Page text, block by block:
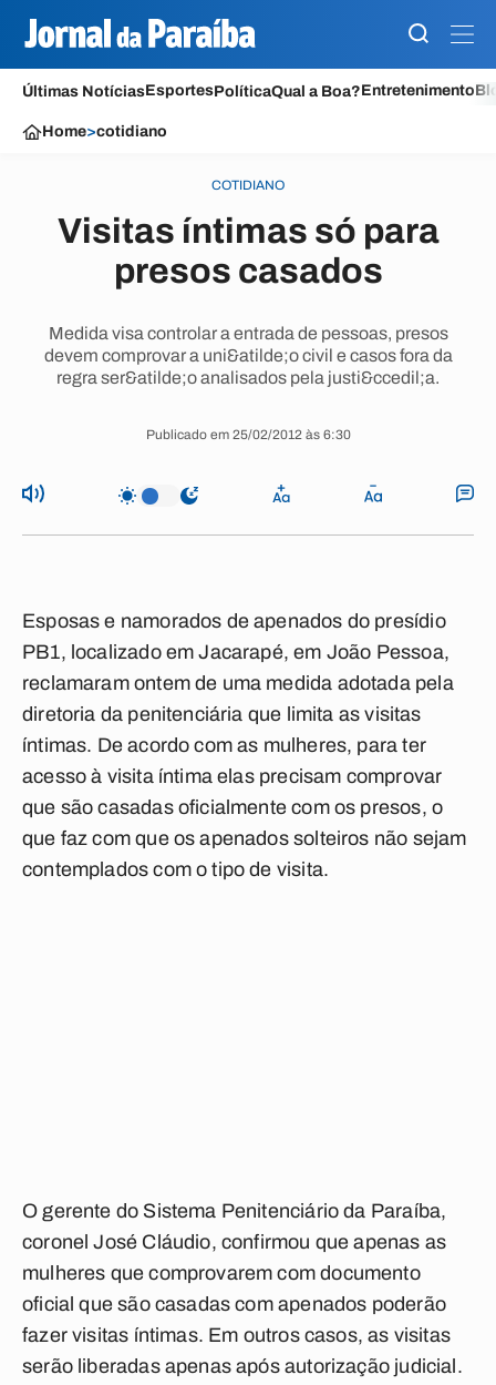
Últimas NotíciasEsportesPolíticaQual a Boa?Entretenimento
Home>cotidiano
COTIDIANO
Visitas íntimas só para
presos casados
Medida visa controlar a entrada de pessoas, presos
devem comprovar a uni&atilde;o civil e casos fora da
regra ser&atilde;o analisados pela justi&ccedil;a.
Publicado em 25/02/2012 às 6:30
Esposas e namorados de apenados do presídio
PB1, localizado em Jacarapé, em João Pessoa,
reclamaram ontem de uma medida adotada pela
diretoria da penitenciária que limita as visitas
íntimas. De acordo com as mulheres, para ter
acesso à visita íntima elas precisam comprovar
que são casadas oficialmente com os presos, o
que faz com que os apenados solteiros não sejam
contemplados com o tipo de visita.
O gerente do Sistema Penitenciário da Paraíba,
coronel José Cláudio, confirmou que apenas as
mulheres que comprovarem com documento
oficial que são casadas com apenados poderão
fazer visitas íntimas. Em outros casos, as visitas
serão liberadas apenas após autorização judicial.